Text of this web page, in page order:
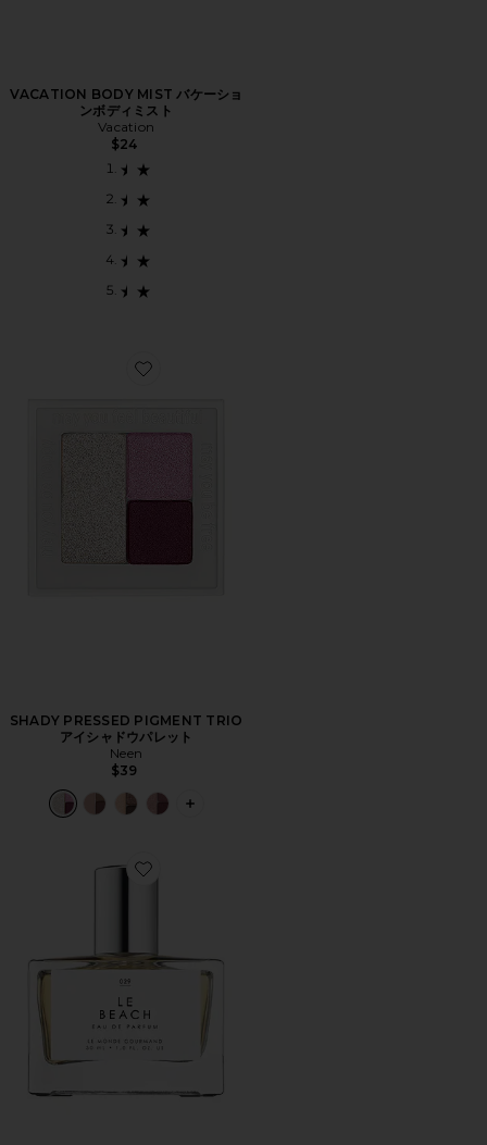
VACATION BODY MIST バケーショ
ンボディミスト
Vacation
$24
Favorite SHADY PRESSED PIGMENT TRIO アイシャド
SHADY PRESSED PIGMENT TRIO
アイシャドウパレット
Neen
$39
PLUS ICON TO SEE MORE OPTIONS
Favorite LE BEACH オードパルファム